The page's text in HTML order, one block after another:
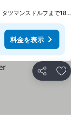
シュテーガースバハ, バート タツマンスドルフまで18.8 km
料金を表示
シェア お